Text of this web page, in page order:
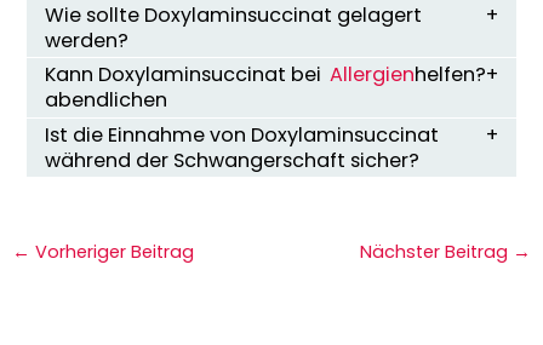
Wie sollte Doxylaminsuccinat gelagert
werden?
Kann Doxylaminsuccinat bei
abendlichen
Allergienhelfen?
Ist die Einnahme von Doxylaminsuccinat
während der Schwangerschaft sicher?
← Vorheriger Beitrag Nächster Beitrag →